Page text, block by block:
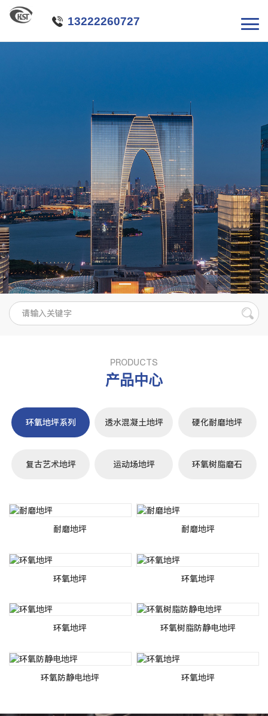
 13222260727
PRODUCTS
产品中心
环氧地坪系列 透水混凝土地坪 硬化耐磨地坪
复古艺术地坪 运动场地坪 环氧树脂磨石
耐磨地坪 耐磨地坪
环氧地坪 环氧地坪
环氧地坪 环氧树脂防静电地坪
环氧防静电地坪 环氧地坪